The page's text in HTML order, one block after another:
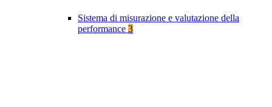
Sistema di misurazione e valutazione della
performance 3